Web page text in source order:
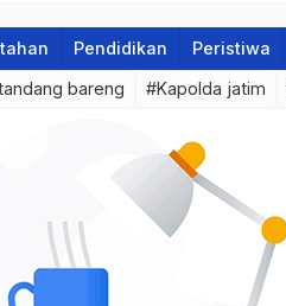
Pendidikan Peristiwa
bareng #Kapolda jatim